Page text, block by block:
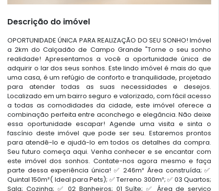
Descrição do imóvel
OPORTUNIDADE ÚNICA PARA REALIZAÇÃO DO SEU SONHO! Imóvel
a 2km do Calçadão de Campo Grande "Torne o seu sonho
realidade! Apresentamos a você a oportunidade única de
adquirir o lar dos seus sonhos. Este lindo imóvel é mais do que
uma casa, é um refúgio de conforto e tranquilidade, projetado
para atender todas as suas necessidades e desejos.
Localizado em um bairro seguro e valorizado, com fácil acesso
a todas as comodidades da cidade, este imóvel oferece a
combinação perfeita entre aconchego e elegância. Não deixe
essa oportunidade escapar! Agende uma visita e sinta o
fascínio deste imóvel que pode ser seu. Estaremos prontos
para atendê-lo e ajudá-lo em todos os detalhes da compra.
Seu futuro começa aqui. Venha conhecer e se encantar com
este imóvel dos sonhos. Contate-nos agora mesmo e faça
parte dessa experiência única! ✅️ 246m² Área construída; ✅️
Quintal 150m²( Ideal para Pets); ✅️ Terreno 300m²; ✅️ 03 Quartos;️
Sala;️ Cozinha; ✅️ 02 Banheiros; 01 Suíte; ✅️ Área de serviço